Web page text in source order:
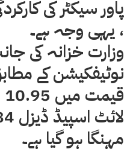
پاور سیکٹر کی
، یہی وجہ ہے۔
وزارت خزانہ کی
نوٹیفکیشن کے
مہنگا ہو گیا ہے۔